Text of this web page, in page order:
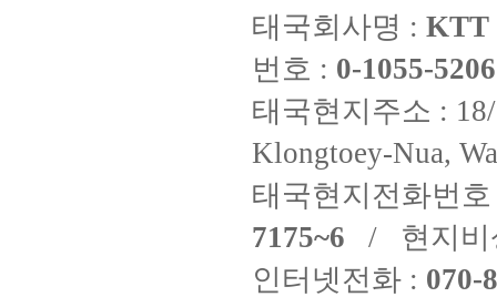
태국회사명 : KTT
번호 : 0-1055-
태국현지주소 :
Klongtoey-Nua,
태국현지전화번
7175~6 / 현지비
인터넷전화 : 070-